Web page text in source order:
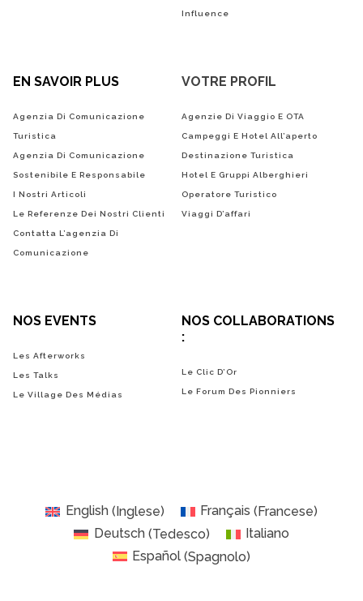
Influence
EN SAVOIR PLUS
Agenzia Di Comunicazione
Turistica
Agenzia Di Comunicazione
Sostenibile E Responsabile
I Nostri Articoli
Le Referenze Dei Nostri Clienti
Contatta L’agenzia Di
Comunicazione
VOTRE PROFIL
Agenzie Di Viaggio E OTA
Campeggi E Hotel All’aperto
Destinazione Turistica
Hotel E Gruppi Alberghieri
Operatore Turistico
Viaggi D’affari
NOS EVENTS
Les Afterworks
Les Talks
Le Village Des Médias
NOS COLLABORATIONS
:
Le Clic D’Or
Le Forum Des Pionniers
English(Inglese) Français (Francese)
Deutsch(Tedesco)
Italiano
Español (Spagnolo)